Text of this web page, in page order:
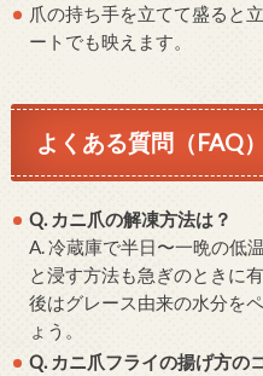
爪の持ち手を立てて盛ると
ートでも映えます。
よくある質問（FAQ）
Q. カニ爪の解凍方法は？
A. 冷蔵庫で半日〜一晩の低
と浸す方法も急ぎのときに
後はグレース由来の水分を
ょう。
Q. カニ爪フライの揚げ方の